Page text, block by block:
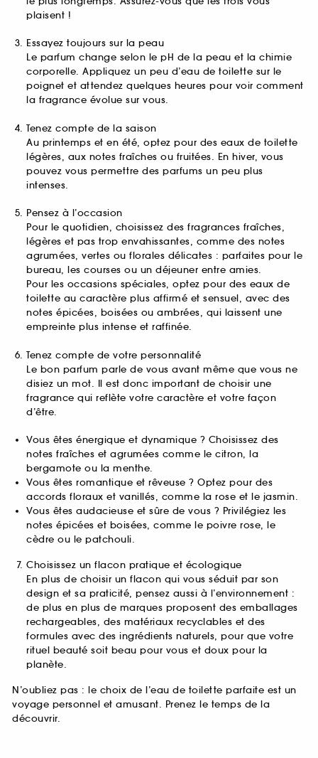
plaisent !
Essayez toujours sur la peau
Le parfum change selon le pH de la peau et la chimie
corporelle. Appliquez un peu d’eau de toilette sur le
poignet et attendez quelques heures pour voir comment
la fragrance évolue sur vous.
Tenez compte de la saison
Au printemps et en été, optez pour des eaux de toilette
légères, aux notes fraîches ou fruitées. En hiver, vous
pouvez vous permettre des parfums un peu plus
intenses.
Pensez à l’occasion
Pour le quotidien, choisissez des fragrances fraîches,
légères et pas trop envahissantes, comme des notes
agrumées, vertes ou florales délicates : parfaites pour le
bureau, les courses ou un déjeuner entre amies.
Pour les occasions spéciales, optez pour des eaux de
toilette au caractère plus affirmé et sensuel, avec des
notes épicées, boisées ou ambrées, qui laissent une
empreinte plus intense et raffinée.
Tenez compte de votre personnalité
Le bon parfum parle de vous avant même que vous ne
disiez un mot. Il est donc important de choisir une
fragrance qui reflète votre caractère et votre façon
d’être.
Vous êtes énergique et dynamique ? Choisissez des
notes fraîches et agrumées comme le citron, la
bergamote ou la menthe.
Vous êtes romantique et rêveuse ? Optez pour des
accords floraux et vanillés, comme la rose et le jasmin.
Vous êtes audacieuse et sûre de vous ? Privilégiez les
notes épicées et boisées, comme le poivre rose, le
cèdre ou le patchouli.
Choisissez un flacon pratique et écologique
En plus de choisir un flacon qui vous séduit par son
design et sa praticité, pensez aussi à l’environnement :
de plus en plus de marques proposent des emballages
rechargeables, des matériaux recyclables et des
formules avec des ingrédients naturels, pour que votre
rituel beauté soit beau pour vous et doux pour la
planète.
N’oubliez pas : le choix de l’eau de toilette parfaite est un
voyage personnel et amusant. Prenez le temps de la
découvrir.